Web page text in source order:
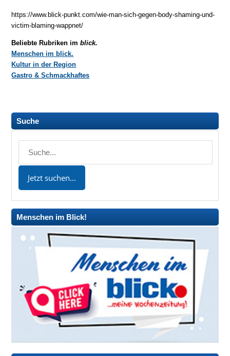
https://www.blick-punkt.com/wie-man-sich-gegen-body-shaming-und-
victim-blaming-wappnet/
Beliebte Rubriken im blick.
Menschen im blick.
Kultur in der Region
Gastro & Schmackhaftes
Suche
Menschen im Blick!